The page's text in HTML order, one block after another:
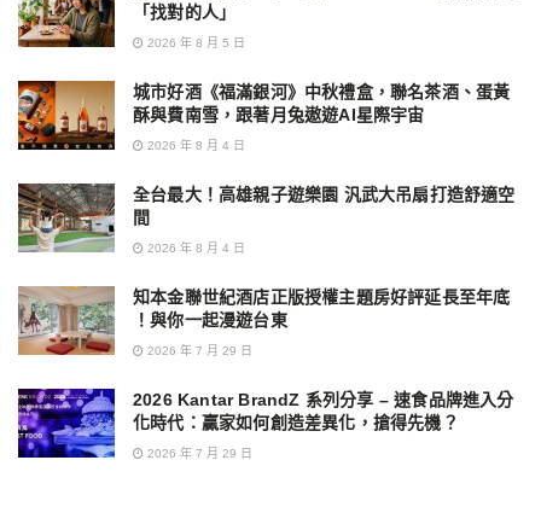
「找對的人」
2026 年 8 月 5 日
城市好酒《福滿銀河》中秋禮盒，聯名茶酒、蛋黃
酥與費南雪，跟著月兔遨遊AI星際宇宙
2026 年 8 月 4 日
全台最大！高雄親子遊樂園 汎武大吊扇打造舒適空
間
2026 年 8 月 4 日
知本金聯世紀酒店正版授權主題房好評延長至年底
！與你一起漫遊台東
2026 年 7 月 29 日
2026 Kantar BrandZ 系列分享 – 速食品牌進入分
化時代：贏家如何創造差異化，搶得先機？
2026 年 7 月 29 日